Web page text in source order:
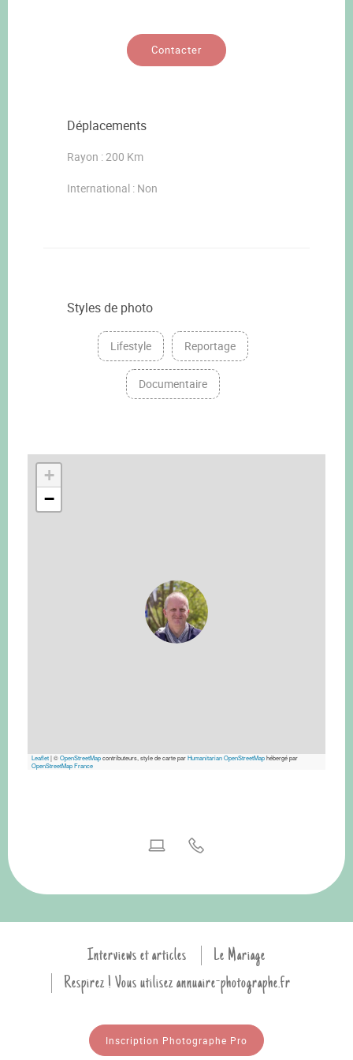
Contacter
Déplacements
Rayon : 200 Km
International : Non
Styles de photo
Lifestyle Reportage
Documentaire
+
−
Leaflet|©OpenStreetMapcontributeurs, style de carte parHumanitarian OpenStreetMaphébergé par
OpenStreetMap France
Interviews et articles
Le Mariage
Respirez ! Vous utilisez annuaire-photographe.fr
Inscription Photographe Pro